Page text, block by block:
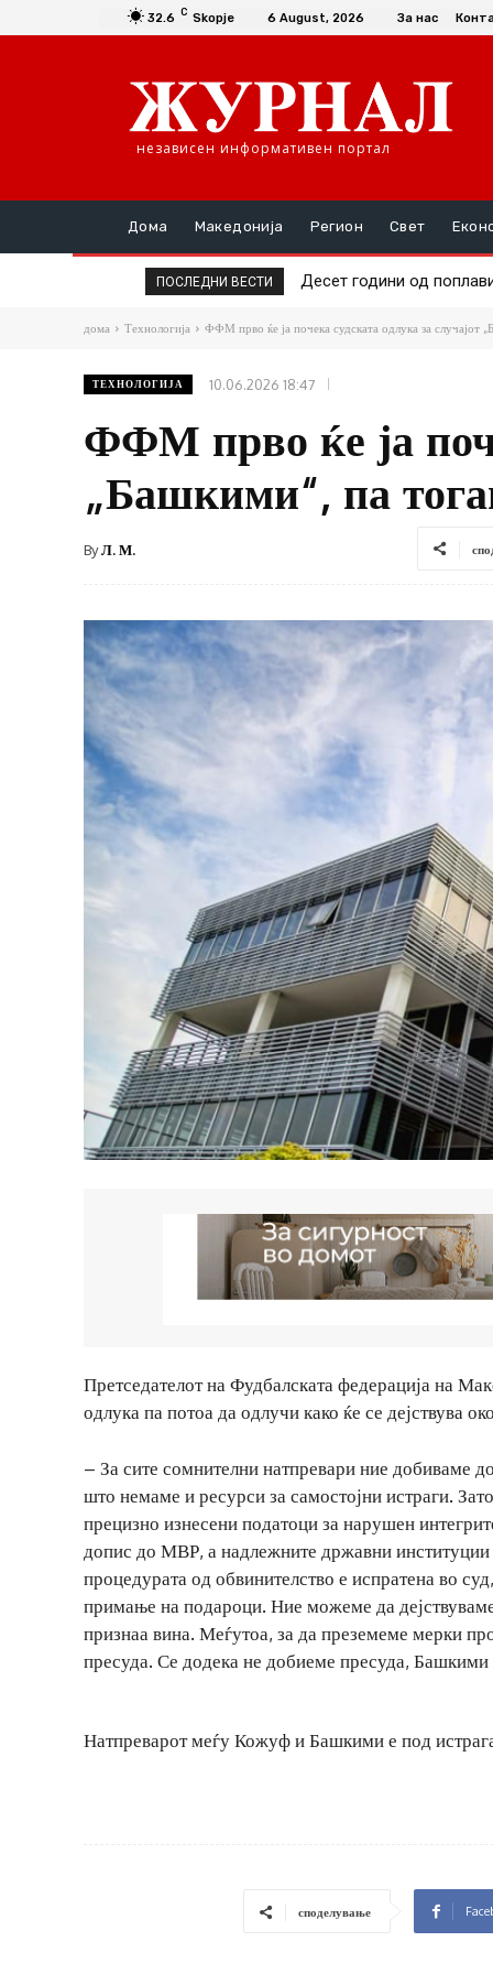
32.6 C Skopje 6 August, 2026 За нас
независен информативен портал
Дома Македонија Регион Свет
ПОСЛЕДНИ ВЕСТИ Десет години од
Македонија доби 149
дома Технологија ФФМ прво ќе ја почека судската одлука за случајот
ТЕХНОЛОГИЈА 10.06.2026 18:47
ФФМ прво ќе ја
„Башкими“, па
ByЛ. М.
Претседателот на Фудбалската федерација на
одлука па потоа да одлучи како ќе се дејствува
– За сите сомнителни натпревари ние добиваме
што немаме и ресурси за самостојни истраги.
прецизно изнесени податоци за нарушен
допис до МВР, а надлежните државни
процедурата од обвинителство е испратена во
примање на подароци. Ние можеме да
признаа вина. Меѓутоа, за да преземеме мерки
пресуда. Се додека не добиеме пресуда, Башкими
Натпреварот меѓу Кожуф и Башкими е под
споделување